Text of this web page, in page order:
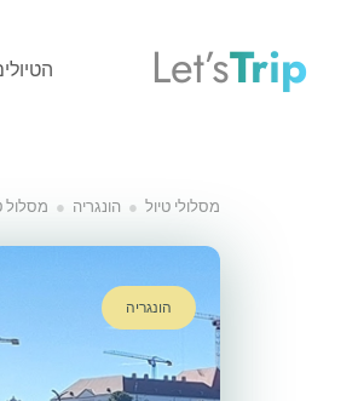
Let’sTrip
מסלולי טיול הונגריה מסלול
הונגריה